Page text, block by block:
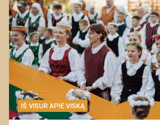
IŠ VISUR APIE VISKĄ